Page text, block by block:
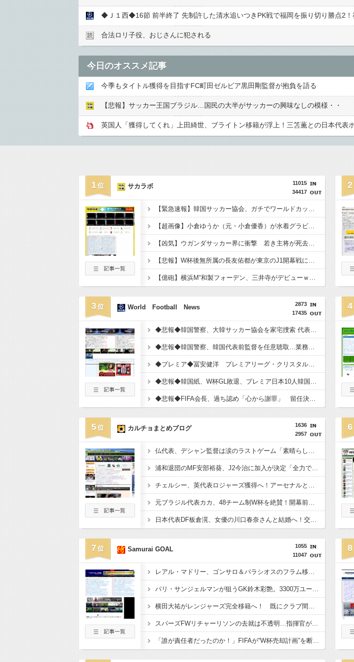
合法ロリ子役、おじさんに犯される
今日のオススメ記事
今季もタイトル獲得を目指すFC町田ゼルビア黒田剛監督が抱負を語る
【悲報】サッカー王国ブラジル…国民の大半がサッカーの興味なしの模様・・
1
11015
34417
サカラボ
【緊急速報】韓国サッカー協会、ガチでワールドカップ予選での審判への性接待がバレ大炎上大騒ぎに・・・・
【超画像】小倉ゆうか（元・小倉優香）が水着グラビア復帰ｗｗｗｗｗ
【凶気】ウガンダサッカー界に衝撃 若き主将が死去 携帯電話強盗に抵抗した末に石で滅多打ち…
【悲報】W杯後無所属の長友佑都が東京のJ1開幕戦に来場「みなさまへご挨拶させていただきます」
【億砲】横浜M“和製フォーデン、三井寺がデビューｗｗｗｗｗｗ
2
3
2873
17435
World Football News
◆悲報◆韓国警察、大韓サッカー協会を家宅捜索 代表監督選考巡り
◆悲報◆韓国警察、韓国代表前監督を任意聴取…業務上背任などの容疑
◆プレミア◆冨安健洋 プレミアリーグ・クリスタルパレス入りへ BBCなど複数メディアが報道 身体検査クリア、一両日中に正式契約
◆悲報◆韓国紙、W杯GL敗退、プレミア日本10人韓国0人で錯乱！久保建英を酷評の上「“日本のイ・ガンイン”」などといい出す始末????????????
◆悲報◆FIFA会長、過ち認め「心から謝罪」 留任決定を英報道…W杯権利売却案を巡る大騒動
4
5
1636
2957
カルチョまとめブログ
仏代表、デシャン監督は涙のラストゲーム「素晴らしい冒険だった」 来週にもジダン新監督が就任へ
浦和退団のMF安部裕葵、J2今治に加入が決定「全力で頑張ります」（関連まとめ）
チェルシー、英代表ロジャーズ獲得へ！アーセナルとの争奪戦を制す 移籍金は英国人史上最高額の1億1700万ポンド（約256億円）
元ブラジル代表カカ、48チーム制W杯を絶賛！開幕前の不安を一蹴「多すぎると思っていたが退屈な試合は一つもなかった」
日本代表DF板倉滉、女優の川口春奈さんと結婚へ！交際１年、W杯を終え決断（関連まとめ）
6
7
1055
11047
Samurai GOAL
レアル・マドリー、ゴンサロ＆パラシオスのフラム移籍が正式決定！
パリ・サンジェルマンが狙うGK鈴木彩艶。3300万ユーロ（約59億7000万円）のオファー提示も、パルマは要求額を釣り上げ
横田大祐がレンジャーズ完全移籍へ！ 既にクラブ間合意、“オールドファーム”で日本人対決の可能性
スパーズFWリチャーリソンの去就は不透明…指揮官が認める「とにかく話をする必要がある」
「誰が責任者だったのか！」FIFAが“W杯売却計画”を断念…UEFAが超長文でインファンティーノ会長を激しく糾弾！「これで終わりではない」
8